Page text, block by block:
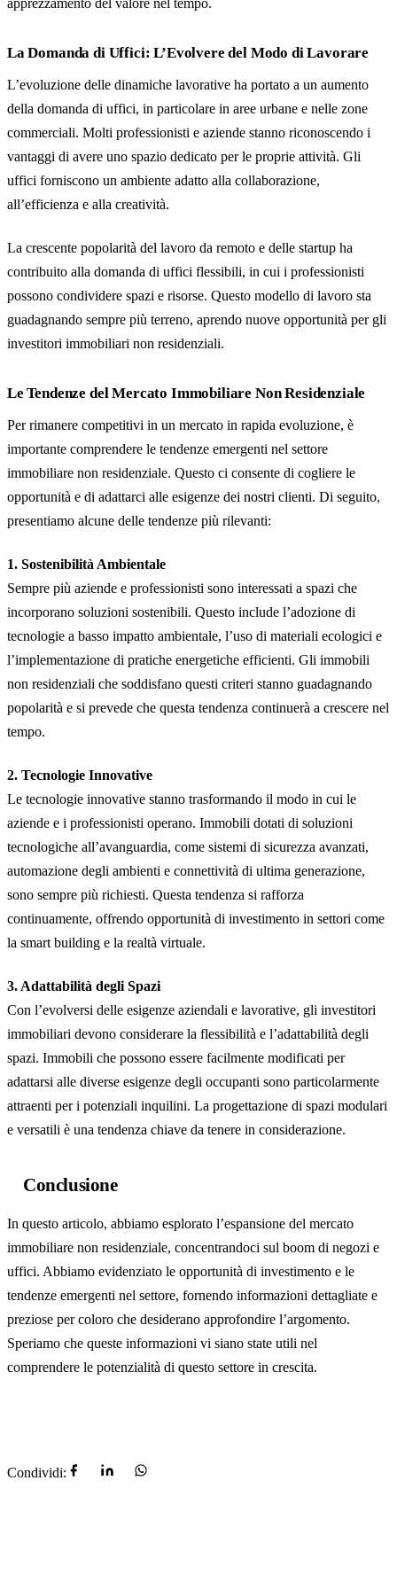
apprezzamento del valore nel tempo.
La Domanda di Uffici: L’Evolvere del Modo di Lavorare
L’evoluzione delle dinamiche lavorative ha portato a un aumento
della domanda di uffici, in particolare in aree urbane e nelle zone
commerciali. Molti professionisti e aziende stanno riconoscendo i
vantaggi di avere uno spazio dedicato per le proprie attività. Gli
uffici forniscono un ambiente adatto alla collaborazione,
all’efficienza e alla creatività.
La crescente popolarità del lavoro da remoto e delle startup ha
contribuito alla domanda di uffici flessibili, in cui i professionisti
possono condividere spazi e risorse. Questo modello di lavoro sta
guadagnando sempre più terreno, aprendo nuove opportunità per gli
investitori immobiliari non residenziali.
Le Tendenze del Mercato Immobiliare Non Residenziale
Per rimanere competitivi in un mercato in rapida evoluzione, è
importante comprendere le tendenze emergenti nel settore
immobiliare non residenziale. Questo ci consente di cogliere le
opportunità e di adattarci alle esigenze dei nostri clienti. Di seguito,
presentiamo alcune delle tendenze più rilevanti:
1. Sostenibilità Ambientale
Sempre più aziende e professionisti sono interessati a spazi che
incorporano soluzioni sostenibili. Questo include l’adozione di
tecnologie a basso impatto ambientale, l’uso di materiali ecologici e
l’implementazione di pratiche energetiche efficienti. Gli immobili
non residenziali che soddisfano questi criteri stanno guadagnando
popolarità e si prevede che questa tendenza continuerà a crescere nel
tempo.
2. Tecnologie Innovative
Le tecnologie innovative stanno trasformando il modo in cui le
aziende e i professionisti operano. Immobili dotati di soluzioni
tecnologiche all’avanguardia, come sistemi di sicurezza avanzati,
automazione degli ambienti e connettività di ultima generazione,
sono sempre più richiesti. Questa tendenza si rafforza
continuamente, offrendo opportunità di investimento in settori come
la smart building e la realtà virtuale.
3. Adattabilità degli Spazi
Con l’evolversi delle esigenze aziendali e lavorative, gli investitori
immobiliari devono considerare la flessibilità e l’adattabilità degli
spazi. Immobili che possono essere facilmente modificati per
adattarsi alle diverse esigenze degli occupanti sono particolarmente
attraenti per i potenziali inquilini. La progettazione di spazi modulari
e versatili è una tendenza chiave da tenere in considerazione.
Conclusione
In questo articolo, abbiamo esplorato l’espansione del mercato
immobiliare non residenziale, concentrandoci sul boom di negozi e
uffici. Abbiamo evidenziato le opportunità di investimento e le
tendenze emergenti nel settore, fornendo informazioni dettagliate e
preziose per coloro che desiderano approfondire l’argomento.
Speriamo che queste informazioni vi siano state utili nel
comprendere le potenzialità di questo settore in crescita.
Condividi: